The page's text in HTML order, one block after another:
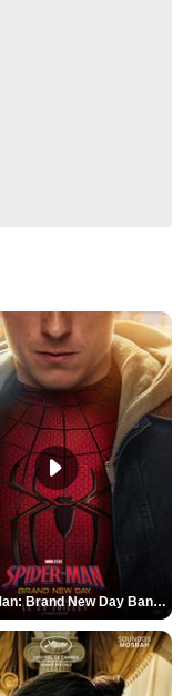
Spider-Man: Brand New Day Bande-annonce VO STFR